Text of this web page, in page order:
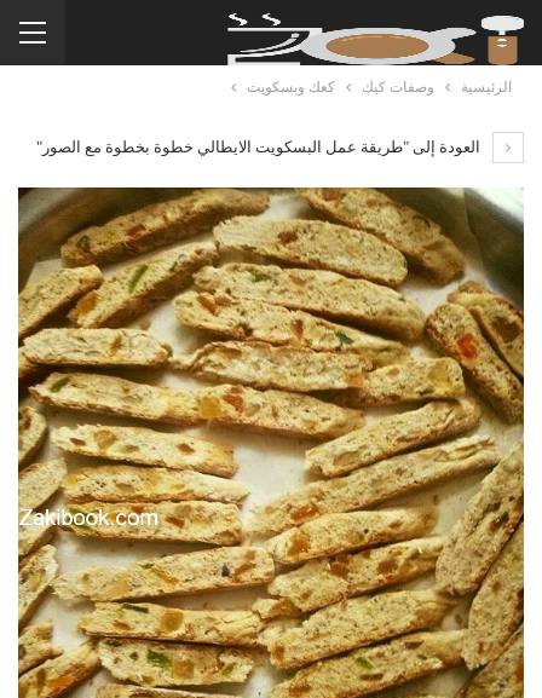
الرئيسية وصفات كيك كعك وبسكويت
العودة إلى "طريقة عمل البسكويت الايطالي خطوة بخطوة مع الصور"